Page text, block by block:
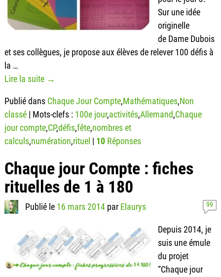
Sur une idée
originelle
de Dame Dubois
et ses collègues, je propose aux élèves de relever 100 défis à
la …
Lire la suite →
Publié dans Chaque Jour Compte,Mathématiques,Non
classé| Mots-clefs : 100e jour,activités,Allemand,Chaque
jour compte,CP,défis,fête,nombres et
calculs,numération,rituel | 10Réponses
Chaque jour Compte : fiches
rituelles de 1 à 180
Publié le 16 mars 2014 par Elaurys 99
Depuis 2014, je
suis une émule
du projet
“Chaque jour